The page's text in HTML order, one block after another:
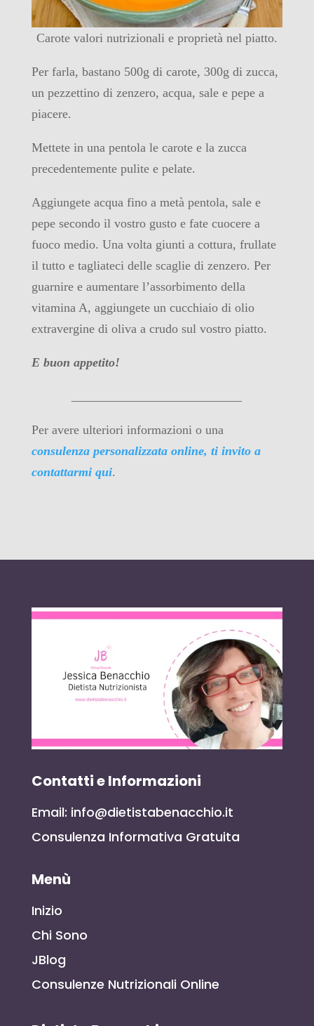
Carote valori nutrizionali e proprietà nel piatto.
Per farla, bastano 500g di carote, 300g di zucca,
un pezzettino di zenzero, acqua, sale e pepe a
piacere.
Mettete in una pentola le carote e la zucca
precedentemente pulite e pelate.
Aggiungete acqua fino a metà pentola, sale e
pepe secondo il vostro gusto e fate cuocere a
fuoco medio. Una volta giunti a cottura, frullate
il tutto e tagliateci delle scaglie di zenzero. Per
guarnire e aumentare l’assorbimento della
vitamina A, aggiungete un cucchiaio di olio
extravergine di oliva a crudo sul vostro piatto.
E buon appetito!
Per avere ulteriori informazioni o una
consulenza personalizzata online, ti invito a
contattarmi qui.
Contatti e Informazioni
Email: info@dietistabenacchio.it
Consulenza Informativa Gratuita
Menù
Inizio
Chi Sono
JBlog
Consulenze Nutrizionali Online